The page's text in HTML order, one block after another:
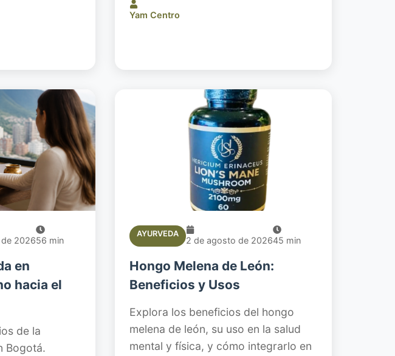
Yam Centro
202656 min
en
hacia el
de la
Bogotá.
AYURVEDA
2 de agosto de 202645 min
Hongo Melena de León:
Beneficios y Usos
Explora los beneficios del hongo
melena de león, su uso en la salud
mental y física, y cómo integrarlo en